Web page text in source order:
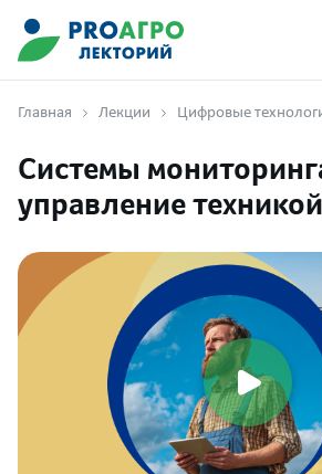
Главная Лекции Цифровые
Системы
управление техникой